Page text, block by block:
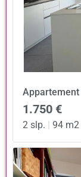
Appartement
1.750 €
2 slp. | 94 m2